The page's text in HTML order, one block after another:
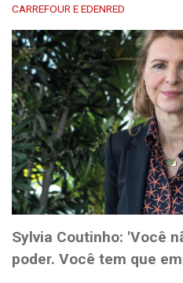
CARREFOUR E EDENRED
Sylvia Coutinho: 'Você
poder. Você tem que